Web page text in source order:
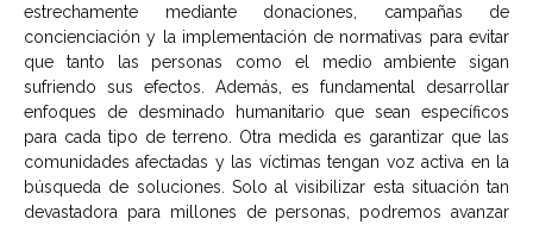
estrechamente mediante donaciones, campañas de
concienciación y la implementación de normativas para evitar
que tanto las personas como el medio ambiente sigan
sufriendo sus efectos. Además, es fundamental desarrollar
enfoques de desminado humanitario que sean específicos
para cada tipo de terreno. Otra medida es garantizar que las
comunidades afectadas y las víctimas tengan voz activa en la
búsqueda de soluciones. Solo al visibilizar esta situación tan
devastadora para millones de personas, podremos avanzar